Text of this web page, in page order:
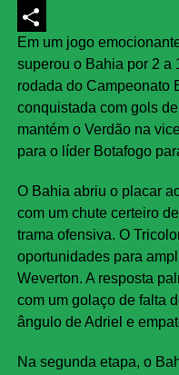
LinkedIn
Share
Em um jogo
superou o Bahia por 2 a
rodada do Campeonato
conquistada com gols
mantém o Verdão na
para o líder Botafogo
O Bahia abriu o placar
com um chute certeiro
trama ofensiva. O
oportunidades para
Weverton. A resposta
com um golaço de falta
ângulo de Adriel e
Na segunda etapa, o